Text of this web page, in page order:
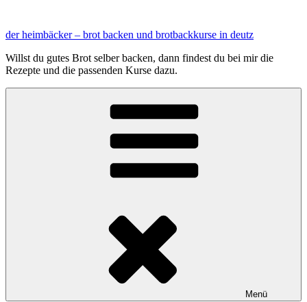
springen
der heimbäcker – brot backen und brotbackkurse in deutz
Willst du gutes Brot selber backen, dann findest du bei mir die
Rezepte und die passenden Kurse dazu.
Menü